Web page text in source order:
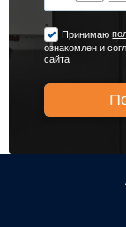
Принимаю
ознакомлен и
сайта